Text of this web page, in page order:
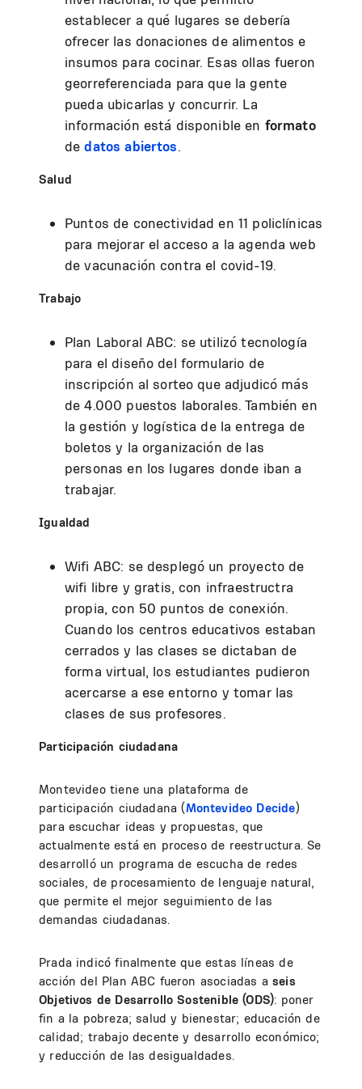
establecer a qué lugares se debería
ofrecer las donaciones de alimentos e
insumos para cocinar. Esas ollas fueron
georreferenciada para que la gente
pueda ubicarlas y concurrir. La
información está disponible en formato
de datos abiertos.
Salud
Puntos de conectividad en 11 policlínicas
para mejorar el acceso a la agenda web
de vacunación contra el covid-19.
Trabajo
Plan Laboral ABC: se utilizó tecnología
para el diseño del formulario de
inscripción al sorteo que adjudicó más
de 4.000 puestos laborales. También en
la gestión y logística de la entrega de
boletos y la organización de las
personas en los lugares donde iban a
trabajar.
Igualdad
Wifi ABC: se desplegó un proyecto de
wifi libre y gratis, con infraestructra
propia, con 50 puntos de conexión.
Cuando los centros educativos estaban
cerrados y las clases se dictaban de
forma virtual, los estudiantes pudieron
acercarse a ese entorno y tomar las
clases de sus profesores.
Participación ciudadana
Montevideo tiene una plataforma de
participación ciudadana (Montevideo Decide)
para escuchar ideas y propuestas, que
actualmente está en proceso de reestructura. Se
desarrolló un programa de escucha de redes
sociales, de procesamiento de lenguaje natural,
que permite el mejor seguimiento de las
demandas ciudadanas.
Prada indicó finalmente que estas líneas de
acción del Plan ABC fueron asociadas aseis
Objetivos de Desarrollo Sostenible (ODS): poner
fin a la pobreza; salud y bienestar; educación de
calidad; trabajo decente y desarrollo económico;
y reducción de las desigualdades.